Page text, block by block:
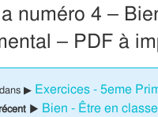
numéro 4 –
– PDF à
▶ Exercices - 5eme
▶ Bien - Être en